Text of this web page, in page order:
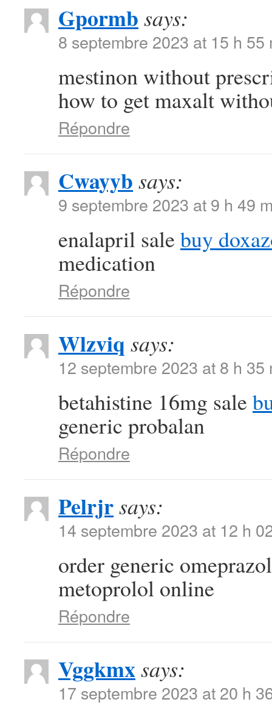
Gpormb says:
8 septembre 2023 at 15 h 55
mestinon without
how to get maxalt
Répondre
Cwayyb says:
9 septembre 2023 at 9 h 49
enalapril sale buy
medication
Répondre
Wlzviq says:
12 septembre 2023 at 8 h 35
betahistine 16mg sale
generic probalan
Répondre
Pelrjrsays:
14 septembre 2023 at 12 h
order generic
metoprolol online
Répondre
Vggkmxsays:
17 septembre 2023 at 20 h